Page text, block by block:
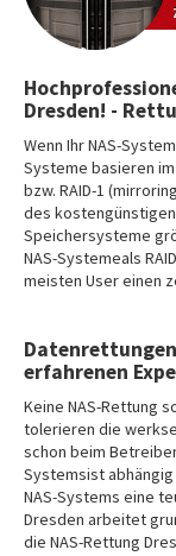
Dresden! -
Wenn Ihr NAS-
Systeme basieren
bzw. RAID-1
des
Speichersysteme
NAS-Systemeals
meisten User einen
erfahrenen
Keine NAS-Rettung
tolerieren die
schon beim
Systemsist
NAS-Systems eine
Dresden arbeitet
die NAS-Rettung